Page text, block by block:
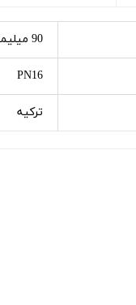
90 میلیمتر یا 3 اینچ
PN16
ترکیه